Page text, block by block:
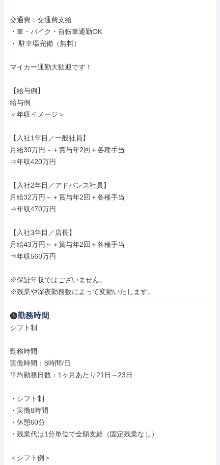
交通費：交通費支給
・車・バイク・自転車通勤OK
・ 駐車場完備（無料）
マイカー通勤大歓迎です！
【給与例】
給与例
＜年収イメージ＞
【入社1年目／一般社員】
月給30万円～＋賞与年2回＋各種手当
⇒年収420万円
【入社2年目／アドバンス社員】
月給32万円～＋賞与年2回＋各種手当
⇒年収470万円
【入社3年目／店長】
月給43万円～＋賞与年2回＋各種手当
⇒年収560万円
※保証年収ではございません。
※残業や深夜勤務数によって変動いたします。
勤務時間
シフト制
勤務時間
実働時間：8時間/日
平均勤務日数：1ヶ月あたり21日～23日
・シフト制
・実働8時間
・休憩60分
・残業代は1分単位で全額支給（固定残業なし）
＜シフト例＞